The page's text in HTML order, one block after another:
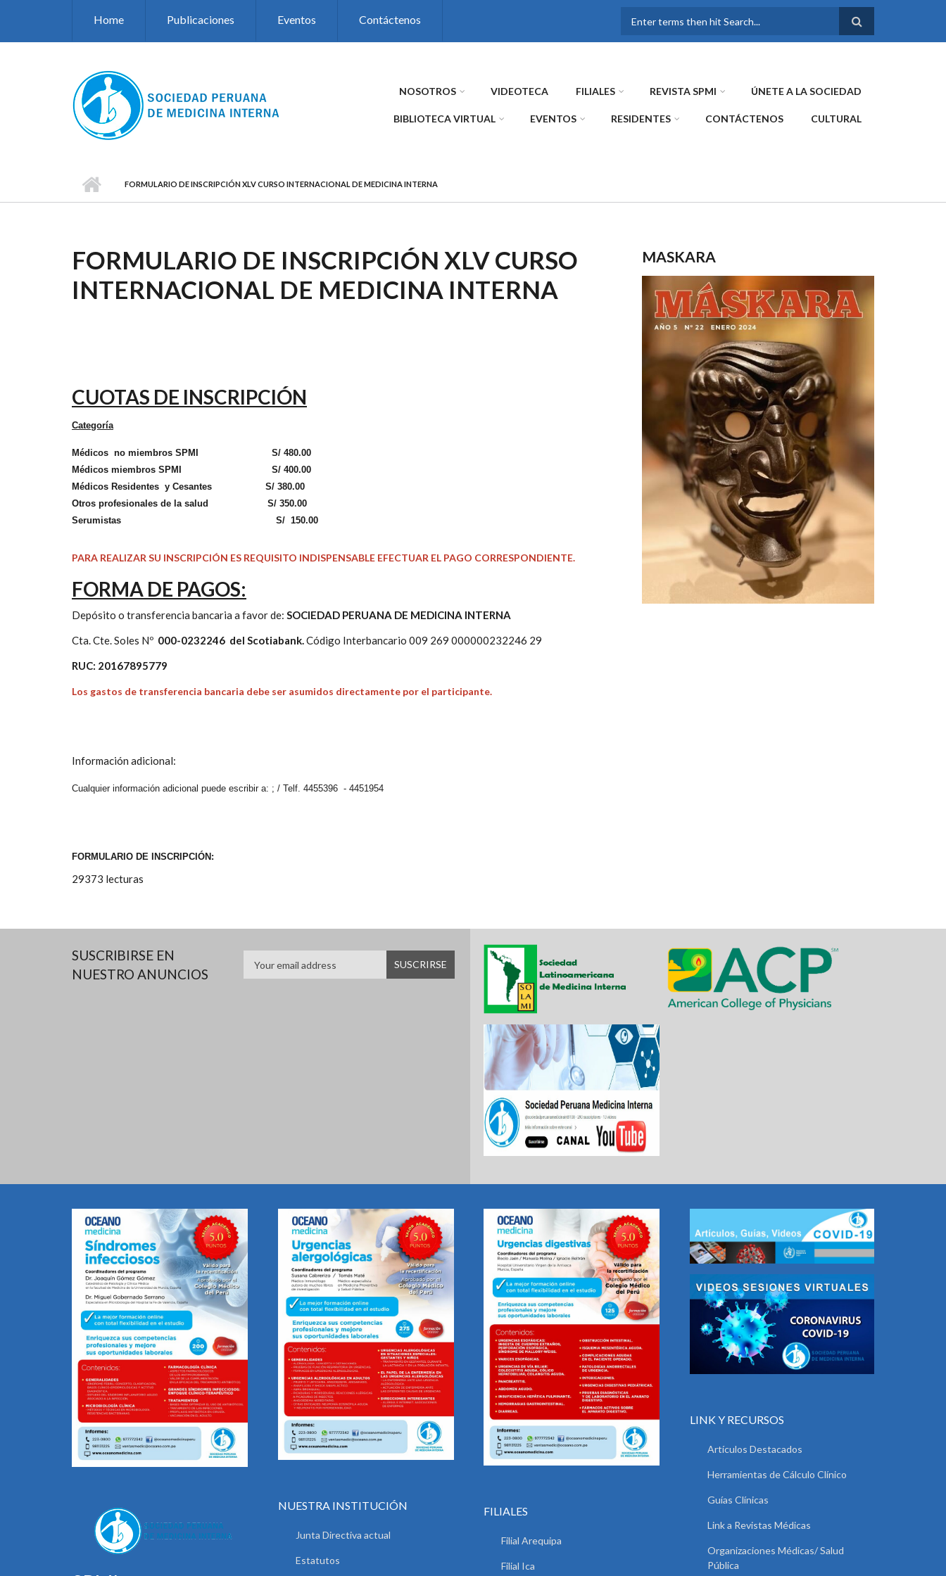
Home Publicaciones Eventos Contáctenos
FORMULARIO DE
NOSOTROS VIDEOTECA FILIALES REVISTA SPMI ÚNETE A LA SOCIEDAD
BIBLIOTECA VIRTUAL EVENTOS RESIDENTES CONTÁCTENOS CULTURAL
FORMULARIO DE INSCRIPCIÓN XLV CURSO INTERNACIONAL DE MEDICINA INTERNA
FORMULARIO DE INSCRIPCIÓN XLV CURSO
INTERNACIONAL DE MEDICINA INTERNA
CUOTAS DE INSCRIPCIÓN
Categoría
Médicos no miembros SPMI S/ 480.00
Médicos miembros SPMI S/ 400.00
Médicos Residentes y Cesantes S/ 380.00
Otros profesionales de la salud S/ 350.00
Serumistas S/ 150.00
PARA REALIZAR SU INSCRIPCIÓN ES REQUISITO INDISPENSABLE EFECTUAR EL PAGO CORRESPONDIENTE.
FORMA DE PAGOS:
Depósito o transferencia bancaria a favor de: SOCIEDAD PERUANA DE MEDICINA INTERNA
Cta. Cte. Soles Nº 000-0232246 del Scotiabank.Código Interbancario 009 269 000000232246 29
RUC: 20167895779
Los gastos de transferencia bancaria debe ser asumidos directamente por el participante.
Información adicional:
Cualquier información adicional puede escribir a: ; / Telf. 4455396 - 4451954
FORMULARIO DE INSCRIPCIÓN:
29373 lecturas
MASKARA
SUSCRIBIRSE EN
NUESTRO ANUNCIOS
NUESTRA INSTITUCIÓN
Junta Directiva actual
Estatutos
FILIALES
Filial Arequipa
Filial Ica
LINK Y RECURSOS
Artículos Destacados
Herramientas de Cálculo Clínico
Guías Clínicas
Link a Revistas Médicas
Organizaciones Médicas/ Salud
Pública